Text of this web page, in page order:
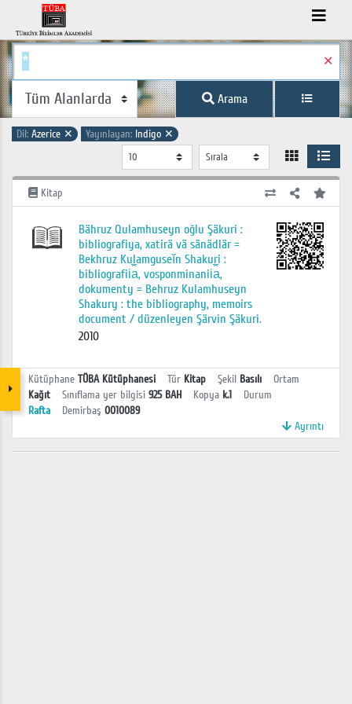
✕
Arama
Dil: Azerice ✕ Yayınlayan: Indigo ✕
Kitap
Bähruz Qulamhuseyn oğlu Şäkuri :
bibliografiya, xatirä vä sänädlär =
Bekhruz Kulamguseĭn Shakuri :
bibliografii︠a︡, vosponminanii︠a︡,
dokumenty = Behruz Kulamhuseyn
Shakury : the bibliography, memoirs
document / düzenleyen Şärvin Şäkuri.
2010
Kütüphane TÜBA Kütüphanesi Tür Kitap Şekil Basılı
Ortam
Kağıt
Sınıflama yer bilgisi 925 BAH Kopya k.1
Durum
Rafta
Demirbaş 0010089
Ayrıntı